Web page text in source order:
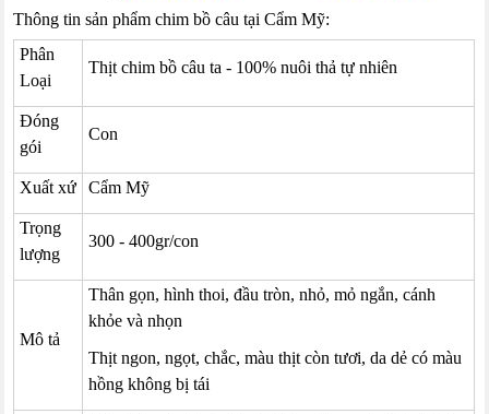
Thông tin sản phẩm chim bồ câu tại Cẩm Mỹ:
Phân
Loại
Thịt chim bồ câu ta - 100% nuôi thả tự nhiên
Đóng
gói
Con
Xuất xứ Cẩm Mỹ
Trọng
lượng
300 - 400gr/con
Mô tả
Thân gọn, hình thoi, đầu tròn, nhỏ, mỏ ngắn, cánh
khỏe và nhọn
Thịt ngon, ngọt, chắc, màu thịt còn tươi, da dẻ có màu
hồng không bị tái